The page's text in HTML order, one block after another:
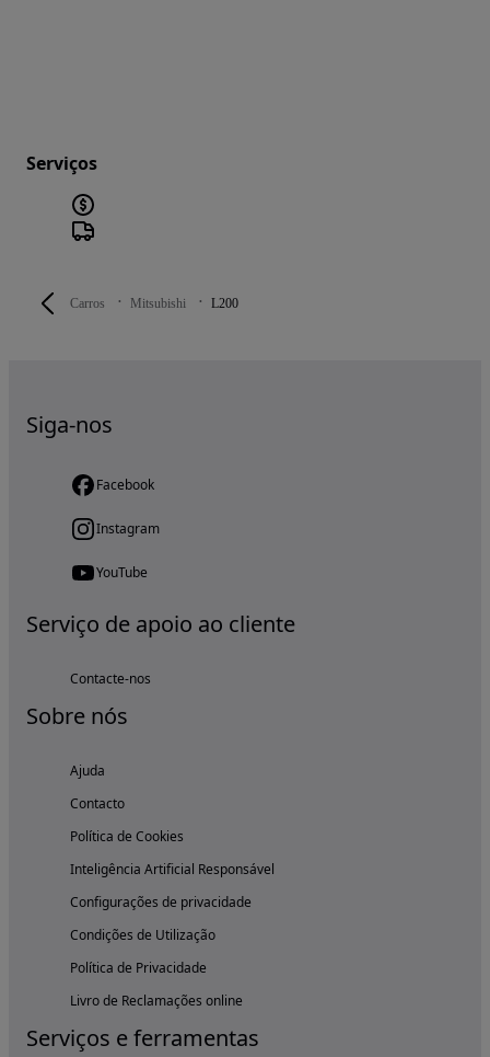
Carros Mitsubishi L200
Serviços
Siga-nos
Facebook
Instagram
YouTube
Serviço de apoio ao cliente
Contacte-nos
Sobre nós
Ajuda
Contacto
Política de Cookies
Inteligência Artificial Responsável
Configurações de privacidade
Condições de Utilização
Política de Privacidade
Livro de Reclamações online
Serviços e ferramentas